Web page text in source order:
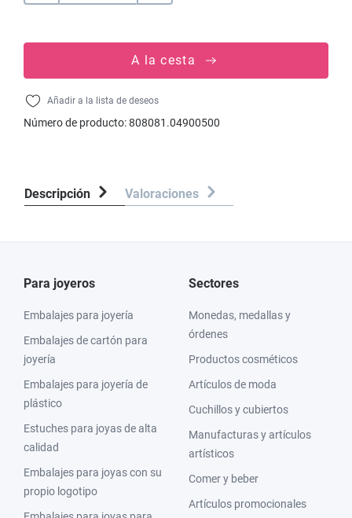
A la cesta
Añadir a la lista de deseos
Número de producto:808081.04900500
Descripción Valoraciones
Para joyeros
Embalajes para joyería
Embalajes de cartón para
joyería
Embalajes para joyería de
plástico
Estuches para joyas de alta
calidad
Embalajes para joyas con su
propio logotipo
Sectores
Monedas, medallas y
órdenes
Productos cosméticos
Artículos de moda
Cuchillos y cubiertos
Manufacturas y artículos
artísticos
Comer y beber
Artículos promocionales